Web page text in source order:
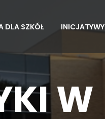
DLA SZKÓŁ INICJATYWY
W